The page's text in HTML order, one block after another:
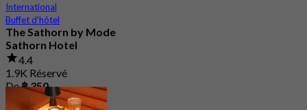
International
Buffet d'hôtel
The Sathorn by Mode
Sathorn Hotel
4.4
1.9K Réservé
De฿ 350